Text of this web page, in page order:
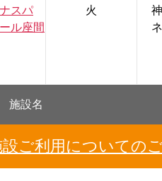
スパ
ル座間
火
施設名
ご利用についての